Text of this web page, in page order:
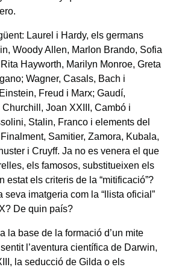
Laurel i Hardy, els germans
Woody Allen, Marlon Brando, Sofia
Hayworth, Marilyn Monroe, Greta
Wagner, Casals, Bach i
Freud i Marx; Gaudí,
Joan XXIII, Cambó i
Stalin, Franco i elements del
Samitier, Zamora, Kubala,
i Cruyff. Ja no es venera el que
els famosos, substitueixen els
estat els criteris de la “mitificació”?
seva imatgeria com la “llista oficial”
De quin país?
la base de la formació d’un mite
l’aventura científica de Darwin,
la seducció de Gilda o els